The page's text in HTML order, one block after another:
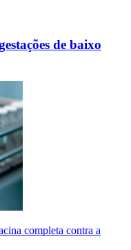
de baixo
completa contra a